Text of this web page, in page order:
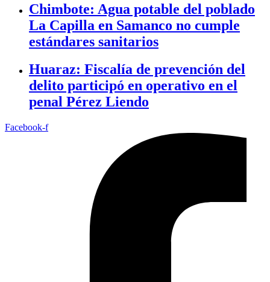
Chimbote: Agua potable del poblado
La Capilla en Samanco no cumple
estándares sanitarios
Huaraz: Fiscalía de prevención del
delito participó en operativo en el
penal Pérez Liendo
Facebook-f